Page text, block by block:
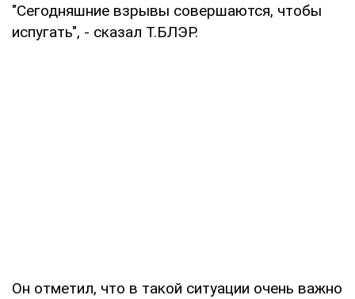
"Сегодняшние взрывы совершаются, чтобы
испугать", - сказал Т.БЛЭР.
Он отметил, что в такой ситуации очень важно